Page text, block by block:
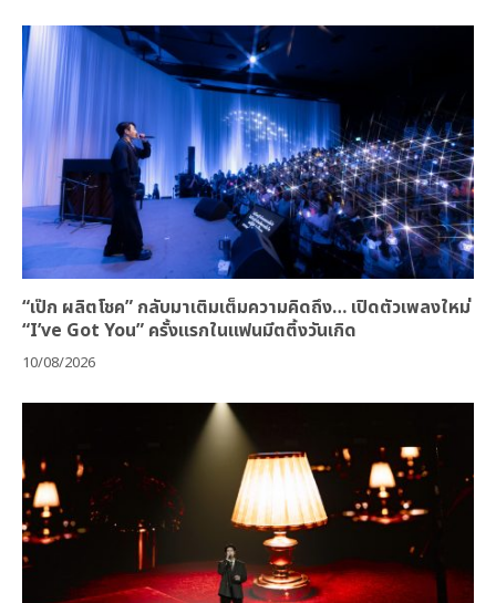
“เป๊ก ผลิตโชค” กลับมาเติมเต็มความคิดถึง… เปิดตัวเพลงใหม่
“I’ve Got You” ครั้งแรกในแฟนมีตติ้งวันเกิด
10/08/2026